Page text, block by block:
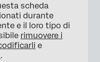
scheda
durante
e il loro tipo di
rimuovere i
e
.